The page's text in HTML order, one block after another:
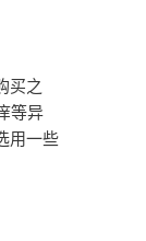
买之
等异
用一些